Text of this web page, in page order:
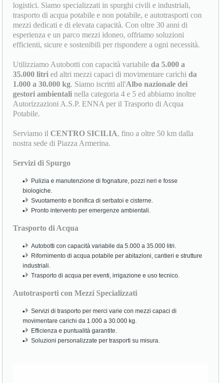
logistici. Siamo specializzati in spurghi civili e industriali,
trasporto di acqua potabile e non potabile, e autotrasporti con
mezzi dedicati e di elevata capacità. Con oltre 30 anni di
esperienza e un parco mezzi idoneo, offriamo soluzioni
efficienti, sicure e sostenibili per rispondere a ogni necessità.
Utilizziamo Autobotti con capacità variabileda 5.000 a
35.000 litri ed altri mezzi capaci di movimentare carichida
1.000 a 30.000 kg. Siamo iscritti all'Albo nazionale dei
gestori ambientali nella categoria 4 e 5 ed abbiamo inoltre
Autorizzazioni A.S.P. ENNA per il Trasporto di Acqua
Potabile.
Serviamo il CENTRO SICILIA, fino a oltre 50 km dalla
nostra sede di Piazza Armerina.
Servizi di Spurgo
Pulizia e manutenzione di fognature, pozzi neri e fosse
biologiche.
Svuotamento e bonifica di serbatoi e cisterne.
Pronto intervento per emergenze ambientali.
Trasporto di Acqua
Autobotti con capacità variabile da 5.000 a 35.000 litri.
Rifornimento di acqua potabile per abitazioni, cantieri e strutture
industriali.
Trasporto di acqua per eventi, irrigazione e uso tecnico.
Autotrasporti con Mezzi Specializzati
Servizi di trasporto per merci varie con mezzi capaci di
movimentare carichi da 1.000 a 30.000 kg.
Efficienza e puntualità garantite.
Soluzioni personalizzate per trasporti su misura.